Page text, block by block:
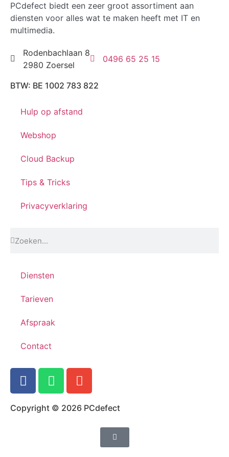
PCdefect biedt een zeer groot assortiment aan
diensten voor alles wat te maken heeft met IT en
multimedia.
Rodenbachlaan 8
2980 Zoersel
0496 65 25 15
BTW: BE 1002 783 822
Hulp op afstand
Webshop
Cloud Backup
Tips & Tricks
Privacyverklaring
Diensten
Tarieven
Afspraak
Contact
Copyright © 2026 PCdefect